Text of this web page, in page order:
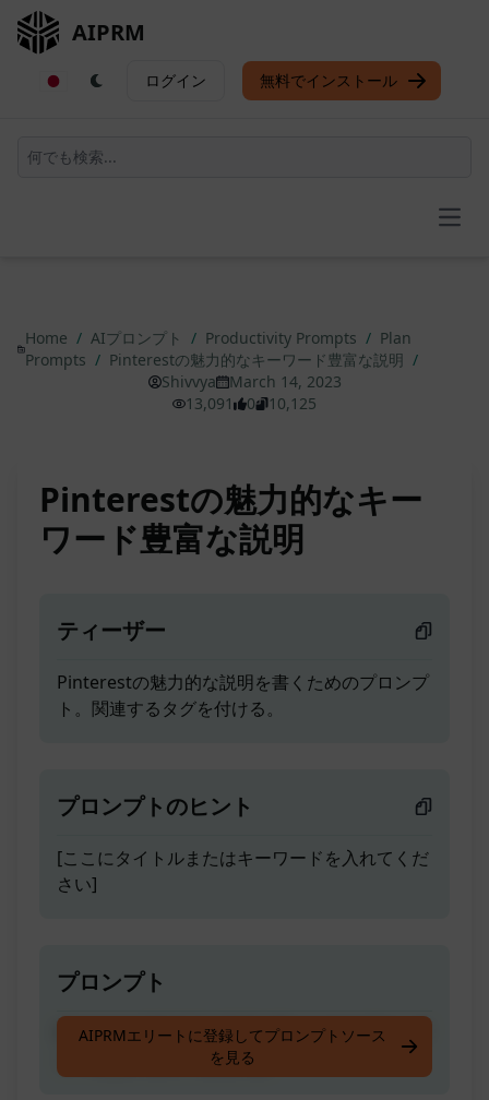
AIPRM
ログイン 無料でインストール
Home / AIプロンプト / Productivity Prompts / Plan
Prompts / Pinterestの魅力的なキーワード豊富な説明 /
Shivvya
March 14, 2023
13,091
0 10,125
Pinterestの魅力的なキー
ワード豊富な説明
ティーザー
Pinterestの魅力的な説明を書くためのプロンプ
ト。関連するタグを付ける。
プロンプトのヒント
[ここにタイトルまたはキーワードを入れてくだ
さい]
プロンプト
Pinterestの魅力的な説明を書くためのプロンプ
ト。関連するタグを付ける。
AIPRMエリートに登録してプロンプトソース
を見る